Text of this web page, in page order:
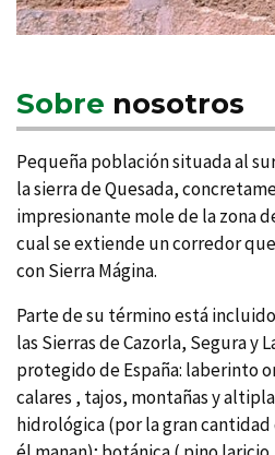
Sobre nosotros
Pequeña población situada al
la sierra de Quesada,
impresionante mole de la zona
cual se extiende un corredor
con Sierra Mágina.
Parte de su término está
las Sierras de Cazorla, Segura y
protegido de España: laberinto
calares , tajos, montañas y
hidrológica (por la gran